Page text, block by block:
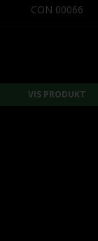
CON 00066
VIS PRODUKT